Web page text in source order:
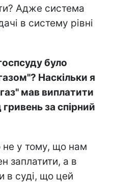
Адже система
в систему рівні
було
Наскільки я
мав виплатити
за спірний
не у тому, що нам
заплатити, а в
в суді, що цей